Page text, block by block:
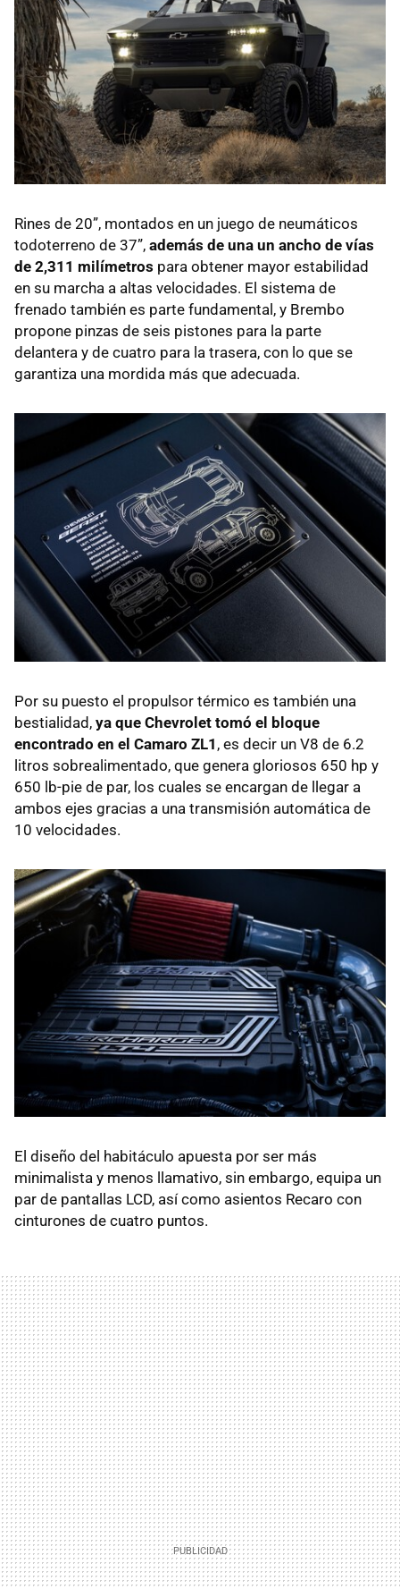
Rines de 20”, montados en un juego de neumáticos
todoterreno de 37”, además de una un ancho de vías
de 2,311 milímetros para obtener mayor estabilidad
en su marcha a altas velocidades. El sistema de
frenado también es parte fundamental, y Brembo
propone pinzas de seis pistones para la parte
delantera y de cuatro para la trasera, con lo que se
garantiza una mordida más que adecuada.
Por su puesto el propulsor térmico es también una
bestialidad, ya que Chevrolet tomó el bloque
encontrado en el Camaro ZL1 , es decir un V8 de 6.2
litros sobrealimentado, que genera gloriosos 650 hp y
650 lb-pie de par, los cuales se encargan de llegar a
ambos ejes gracias a una transmisión automática de
10 velocidades.
El diseño del habitáculo apuesta por ser más
minimalista y menos llamativo, sin embargo, equipa un
par de pantallas LCD, así como asientos Recaro con
cinturones de cuatro puntos.